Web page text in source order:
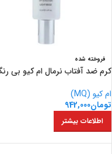
فروخته شده
کرم ضد آفتاب نرمال ام کیو بی
ام کیو (MQ)
تومان942,000
اطلاعات بیشتر